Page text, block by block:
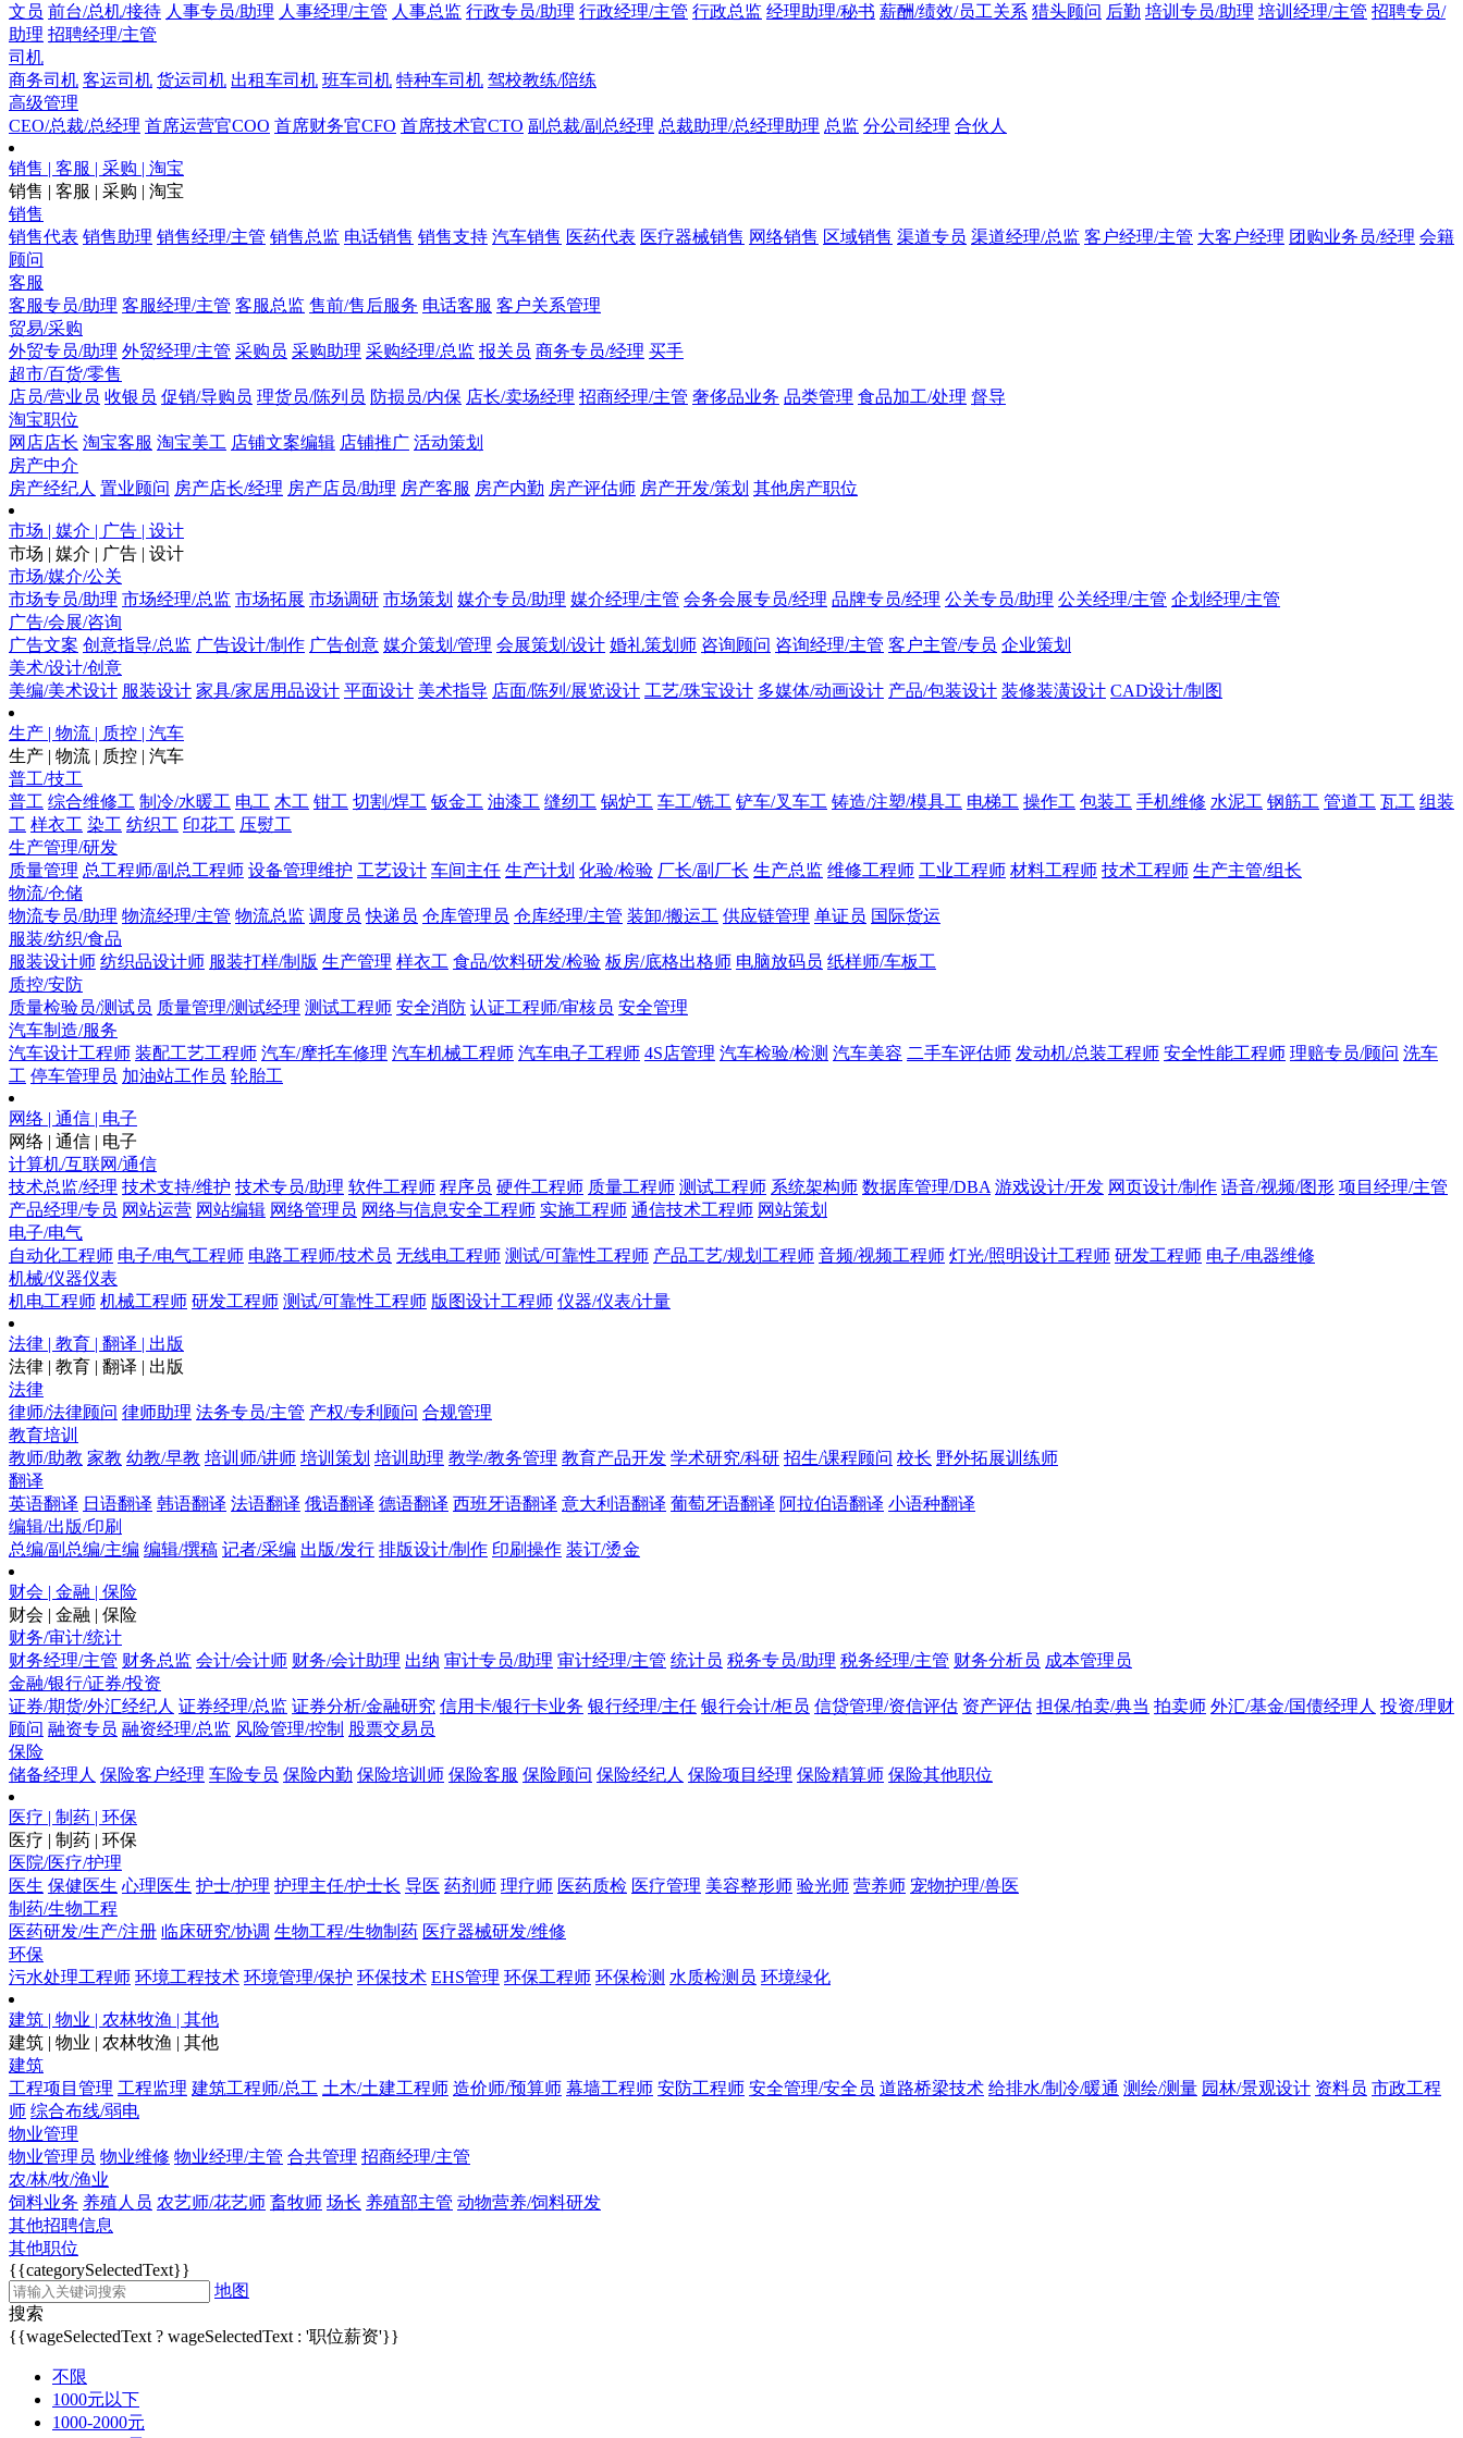
文员 前台/总机/接待 人事专员/助理 人事经理/主管 人事总监 行政专员/助理 行政经理/主管 行政总监 经理助理/秘书 薪酬/绩效/员工关系 猎头顾问 后勤 培训专员/助理 培训经理/主管 招聘专员/
助理 招聘经理/主管
司机
商务司机 客运司机 货运司机 出租车司机 班车司机 特种车司机 驾校教练/陪练
高级管理
CEO/总裁/总经理 首席运营官COO 首席财务官CFO 首席技术官CTO 副总裁/副总经理 总裁助理/总经理助理 总监 分公司经理 合伙人
销售 | 客服 | 采购 | 淘宝
销售 | 客服 | 采购 | 淘宝
销售
销售代表 销售助理 销售经理/主管 销售总监 电话销售 销售支持 汽车销售 医药代表 医疗器械销售 网络销售 区域销售 渠道专员 渠道经理/总监 客户经理/主管 大客户经理 团购业务员/经理 会籍
顾问
客服
客服专员/助理 客服经理/主管 客服总监 售前/售后服务 电话客服 客户关系管理
贸易/采购
外贸专员/助理 外贸经理/主管 采购员 采购助理 采购经理/总监 报关员 商务专员/经理 买手
超市/百货/零售
店员/营业员 收银员 促销/导购员 理货员/陈列员 防损员/内保 店长/卖场经理 招商经理/主管 奢侈品业务 品类管理 食品加工/处理 督导
淘宝职位
网店店长 淘宝客服 淘宝美工 店铺文案编辑 店铺推广 活动策划
房产中介
房产经纪人 置业顾问 房产店长/经理 房产店员/助理 房产客服 房产内勤 房产评估师 房产开发/策划 其他房产职位
市场 | 媒介 | 广告 | 设计
市场 | 媒介 | 广告 | 设计
市场/媒介/公关
市场专员/助理 市场经理/总监 市场拓展 市场调研 市场策划 媒介专员/助理 媒介经理/主管 会务会展专员/经理 品牌专员/经理 公关专员/助理 公关经理/主管 企划经理/主管
广告/会展/咨询
广告文案 创意指导/总监 广告设计/制作 广告创意 媒介策划/管理 会展策划/设计 婚礼策划师 咨询顾问 咨询经理/主管 客户主管/专员 企业策划
美术/设计/创意
美编/美术设计 服装设计 家具/家居用品设计 平面设计 美术指导 店面/陈列/展览设计 工艺/珠宝设计 多媒体/动画设计 产品/包装设计 装修装潢设计 CAD设计/制图
生产 | 物流 | 质控 | 汽车
生产 | 物流 | 质控 | 汽车
普工/技工
普工 综合维修工 制冷/水暖工 电工 木工 钳工 切割/焊工 钣金工 油漆工 缝纫工 锅炉工 车工/铣工 铲车/叉车工 铸造/注塑/模具工 电梯工 操作工 包装工 手机维修 水泥工 钢筋工 管道工 瓦工 组装
工 样衣工 染工 纺织工 印花工 压熨工
生产管理/研发
质量管理 总工程师/副总工程师 设备管理维护 工艺设计 车间主任 生产计划 化验/检验 厂长/副厂长 生产总监 维修工程师 工业工程师 材料工程师 技术工程师 生产主管/组长
物流/仓储
物流专员/助理 物流经理/主管 物流总监 调度员 快递员 仓库管理员 仓库经理/主管 装卸/搬运工 供应链管理 单证员 国际货运
服装/纺织/食品
服装设计师 纺织品设计师 服装打样/制版 生产管理 样衣工 食品/饮料研发/检验 板房/底格出格师 电脑放码员 纸样师/车板工
质控/安防
质量检验员/测试员 质量管理/测试经理 测试工程师 安全消防 认证工程师/审核员 安全管理
汽车制造/服务
汽车设计工程师 装配工艺工程师 汽车/摩托车修理 汽车机械工程师 汽车电子工程师 4S店管理 汽车检验/检测 汽车美容 二手车评估师 发动机/总装工程师 安全性能工程师 理赔专员/顾问 洗车
工 停车管理员 加油站工作员 轮胎工
网络 | 通信 | 电子
网络 | 通信 | 电子
计算机/互联网/通信
技术总监/经理 技术支持/维护 技术专员/助理 软件工程师 程序员 硬件工程师 质量工程师 测试工程师 系统架构师 数据库管理/DBA 游戏设计/开发 网页设计/制作 语音/视频/图形 项目经理/主管
产品经理/专员 网站运营 网站编辑 网络管理员 网络与信息安全工程师 实施工程师 通信技术工程师 网站策划
电子/电气
自动化工程师 电子/电气工程师 电路工程师/技术员 无线电工程师 测试/可靠性工程师 产品工艺/规划工程师 音频/视频工程师 灯光/照明设计工程师 研发工程师 电子/电器维修
机械/仪器仪表
机电工程师 机械工程师 研发工程师 测试/可靠性工程师 版图设计工程师 仪器/仪表/计量
法律 | 教育 | 翻译 | 出版
法律 | 教育 | 翻译 | 出版
法律
律师/法律顾问 律师助理 法务专员/主管 产权/专利顾问 合规管理
教育培训
教师/助教 家教 幼教/早教 培训师/讲师 培训策划 培训助理 教学/教务管理 教育产品开发 学术研究/科研 招生/课程顾问 校长 野外拓展训练师
翻译
英语翻译 日语翻译 韩语翻译 法语翻译 俄语翻译 德语翻译 西班牙语翻译 意大利语翻译 葡萄牙语翻译 阿拉伯语翻译 小语种翻译
编辑/出版/印刷
总编/副总编/主编 编辑/撰稿 记者/采编 出版/发行 排版设计/制作 印刷操作 装订/烫金
财会 | 金融 | 保险
财会 | 金融 | 保险
财务/审计/统计
财务经理/主管 财务总监 会计/会计师 财务/会计助理 出纳 审计专员/助理 审计经理/主管 统计员 税务专员/助理 税务经理/主管 财务分析员 成本管理员
金融/银行/证券/投资
证券/期货/外汇经纪人 证券经理/总监 证券分析/金融研究 信用卡/银行卡业务 银行经理/主任 银行会计/柜员 信贷管理/资信评估 资产评估 担保/拍卖/典当 拍卖师 外汇/基金/国债经理人 投资/理财
顾问 融资专员 融资经理/总监 风险管理/控制 股票交易员
保险
储备经理人 保险客户经理 车险专员 保险内勤 保险培训师 保险客服 保险顾问 保险经纪人 保险项目经理 保险精算师 保险其他职位
医疗 | 制药 | 环保
医疗 | 制药 | 环保
医院/医疗/护理
医生 保健医生 心理医生 护士/护理 护理主任/护士长 导医 药剂师 理疗师 医药质检 医疗管理 美容整形师 验光师 营养师 宠物护理/兽医
制药/生物工程
医药研发/生产/注册 临床研究/协调 生物工程/生物制药 医疗器械研发/维修
环保
污水处理工程师 环境工程技术 环境管理/保护 环保技术 EHS管理 环保工程师 环保检测 水质检测员 环境绿化
建筑 | 物业 | 农林牧渔 | 其他
建筑 | 物业 | 农林牧渔 | 其他
建筑
工程项目管理 工程监理 建筑工程师/总工 土木/土建工程师 造价师/预算师 幕墙工程师 安防工程师 安全管理/安全员 道路桥梁技术 给排水/制冷/暖通 测绘/测量 园林/景观设计 资料员 市政工程
师 综合布线/弱电
物业管理
物业管理员 物业维修 物业经理/主管 合共管理 招商经理/主管
农/林/牧/渔业
饲料业务 养殖人员 农艺师/花艺师 畜牧师 场长 养殖部主管 动物营养/饲料研发
其他招聘信息
其他职位
{{categorySelectedText}}
地图
搜索
{{wageSelectedText ? wageSelectedText : '职位薪资'}}
不限
1000元以下
1000-2000元